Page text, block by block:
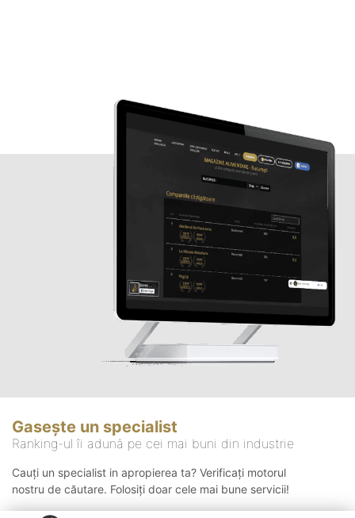
Gasește un specialist
Ranking-ul îi adună pe cei mai buni din industrie
Cauți un specialist in apropierea ta? Verificați motorul
nostru de căutare. Folosiți doar cele mai bune servicii!